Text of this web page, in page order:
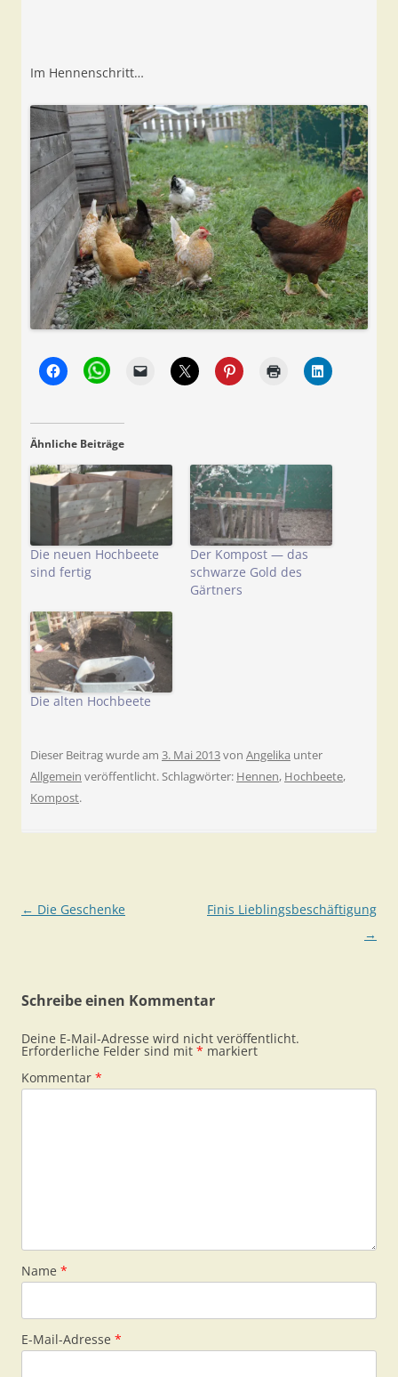
Im Hennenschritt…
Ähnliche Beiträge
Die neuen Hochbeete
sind fertig
Der Kompost — das
schwarze Gold des
Gärtners
Die alten Hochbeete
Dieser Beitrag wurde am 3. Mai 2013von Angelika unter
Allgemein veröffentlicht. Schlagwörter: Hennen, Hochbeete,
Kompost.
Beitragsnavigation
← Die Geschenke
Finis Lieblingsbeschäftigung
→
Schreibe einen Kommentar
Deine E-Mail-Adresse wird nicht veröffentlicht.
Erforderliche Felder sind mit * markiert
Kommentar *
Name *
E-Mail-Adresse *